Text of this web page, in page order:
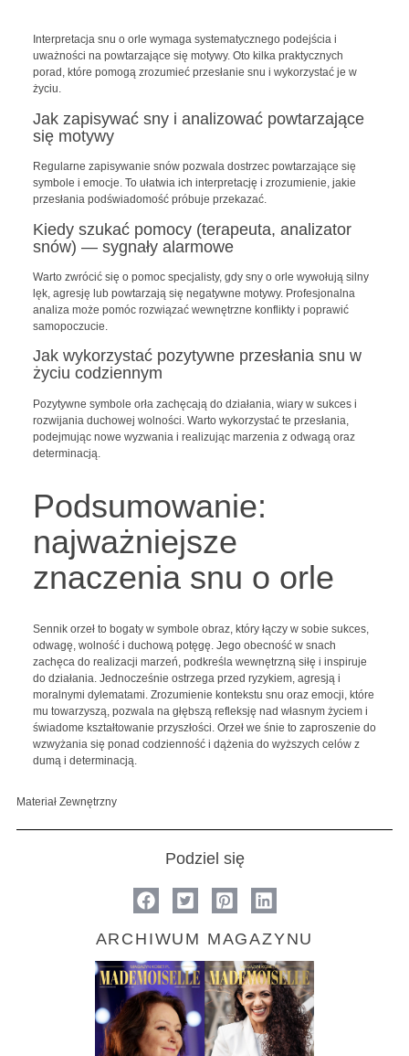
Interpretacja snu o orle wymaga systematycznego podejścia i
uważności na powtarzające się motywy. Oto kilka praktycznych
porad, które pomogą zrozumieć przesłanie snu i wykorzystać je w
życiu.
Jak zapisywać sny i analizować powtarzające
się motywy
Regularne zapisywanie snów pozwala dostrzec powtarzające się
symbole i emocje. To ułatwia ich interpretację i zrozumienie, jakie
przesłania podświadomość próbuje przekazać.
Kiedy szukać pomocy (terapeuta, analizator
snów) — sygnały alarmowe
Warto zwrócić się o pomoc specjalisty, gdy sny o orle wywołują silny
lęk, agresję lub powtarzają się negatywne motywy. Profesjonalna
analiza może pomóc rozwiązać wewnętrzne konflikty i poprawić
samopoczucie.
Jak wykorzystać pozytywne przesłania snu w
życiu codziennym
Pozytywne symbole orła zachęcają do działania, wiary w sukces i
rozwijania duchowej wolności. Warto wykorzystać te przesłania,
podejmując nowe wyzwania i realizując marzenia z odwagą oraz
determinacją.
Podsumowanie:
najważniejsze
znaczenia snu o orle
Sennik orzeł to bogaty w symbole obraz, który łączy w sobie sukces,
odwagę, wolność i duchową potęgę. Jego obecność w snach
zachęca do realizacji marzeń, podkreśla wewnętrzną siłę i inspiruje
do działania. Jednocześnie ostrzega przed ryzykiem, agresją i
moralnymi dylematami. Zrozumienie kontekstu snu oraz emocji, które
mu towarzyszą, pozwala na głębszą refleksję nad własnym życiem i
świadome kształtowanie przyszłości. Orzeł we śnie to zaproszenie do
wzwyżania się ponad codzienność i dążenia do wyższych celów z
dumą i determinacją.
Materiał Zewnętrzny
Podziel się
ARCHIWUM MAGAZYNU